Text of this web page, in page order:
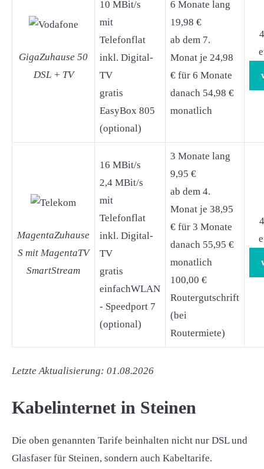
GigaZuhause 50
DSL + TV
10 MBit/s
mit
Telefonflat
inkl. Digital-
TV
gratis
EasyBox 805
(optional)
6 Monate lang
19,98 €
ab dem 7.
Monat je 24,98
€ für 6 Monate
danach 54,98 €
monatlich
MagentaZuhause
S mit MagentaTV
SmartStream
16 MBit/s
2,4 MBit/s
mit
Telefonflat
inkl. Digital-
TV
gratis
einfachWLAN
- Speedport 7
(optional)
3 Monate lang
9,95 €
ab dem 4.
Monat je 38,95
€ für 3 Monate
danach 55,95 €
monatlich
100,00 €
Routergutschrift
(bei
Routermiete)
Letzte Aktualisierung: 01.08.2026
Kabelinternet in Steinen
Die oben genannten Tarife beinhalten nicht nur DSL und
Glasfaser für Steinen, sondern auch Kabeltarife.